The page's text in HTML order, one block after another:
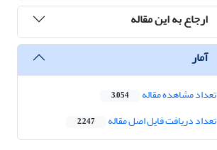
ارجاع به این مقاله
آمار
تعداد مشاهده مقاله 3,054
تعداد دریافت فایل اصل مقاله 2,247